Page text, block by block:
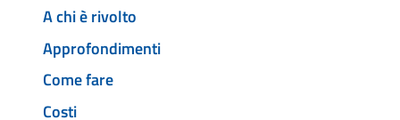
A chi è rivolto
Approfondimenti
Come fare
Costi